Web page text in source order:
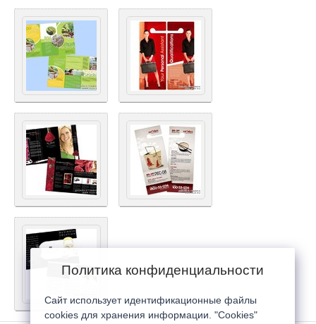
Политика конфиденциальности
Сайт использует идентификационные файлы
cookies для хранения информации. "Cookies"